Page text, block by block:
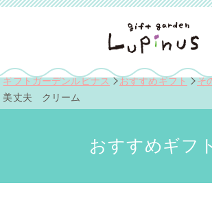
ギフトガーデンルピナス おすすめギフト
そ
美丈夫 クリーム
おすすめギフト